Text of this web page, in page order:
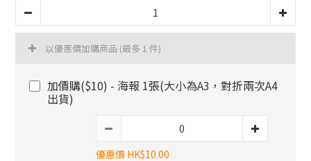
以優惠價加購商品 (最多 1 件)
加價購($10) - 海報 1張(大小為A3，對折兩次A4
出貨)
優惠價 HK$10.00